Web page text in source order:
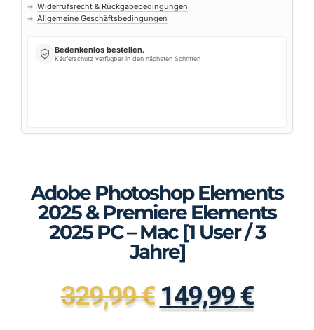
➜ Widerrufsrecht & Rückgabebedingungen
➜ Allgemeine Geschäftsbedingungen
Bedenkenlos bestellen.
Käuferschutz verfügbar in den nächsten Schritten
Adobe Photoshop Elements
2025 & Premiere Elements
2025 PC – Mac [1 User / 3
Jahre]
329,99€ 149,99€